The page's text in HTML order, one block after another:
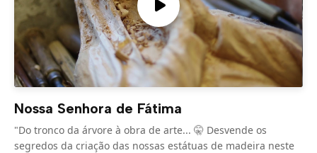
Nossa Senhora de Fátima
"Do tronco da árvore à obra de arte... 🤫 Desvende os
segredos da criação das nossas estátuas de madeira neste